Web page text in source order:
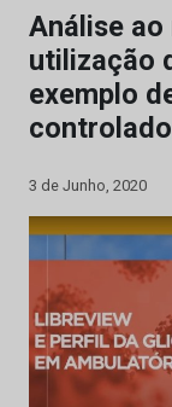
Análise
utilização
exemplo
controlado
3 de Junho, 2020